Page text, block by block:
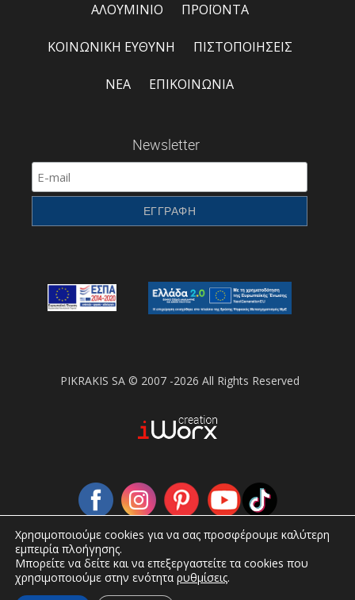
ΑΛΟΥΜΙΝΙΟ ΠΡΟΪΟΝΤΑ
ΚΟΙΝΩΝΙΚΗ ΕΥΘΥΝΗ ΠΙΣΤΟΠΟΙΗΣΕΙΣ
ΝΕΑ ΕΠΙΚΟΙΝΩΝΙΑ
Newsletter
PIKRAKIS SA © 2007 -2026 All Rights Reserved
Χρησιμοποιούμε cookies για να σας προσφέρουμε καλύτερη
εμπειρία πλοήγησης.
Μπορείτε να δείτε και να επεξεργαστείτε τα cookies που
χρησιμοποιούμε στην ενότητα ρυθμίσεις.